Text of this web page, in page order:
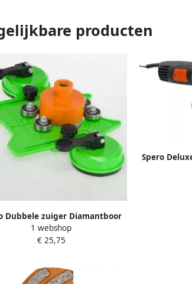
producten
Dubbele zuiger Diamantboor
boorgeleider TDN-DZ
1 webshop
€ 25,75
Spero
droog